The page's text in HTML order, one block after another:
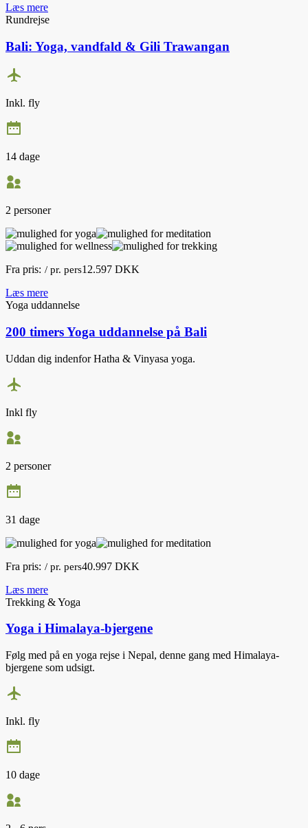
Læs mere
Rundrejse
Bali: Yoga, vandfald & Gili Trawangan
Inkl. fly
14 dage
2 personer
Fra pris: / pr. pers12.597 DKK
Læs mere
Yoga uddannelse
200 timers Yoga uddannelse på Bali
Uddan dig indenfor Hatha & Vinyasa yoga.
Inkl fly
2 personer
31 dage
Fra pris: / pr. pers40.997 DKK
Læs mere
Trekking & Yoga
Yoga i Himalaya-bjergene
Følg med på en yoga rejse i Nepal, denne gang med Himalaya-
bjergene som udsigt.
Inkl. fly
10 dage